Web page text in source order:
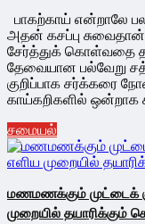
பாகற்காய் என்றாலே
அதன் கசப்பு
சேர்த்துக் கொள்வதை
தேவையான பல்வேறு
குறிப்பாக சர்க்கரை
காய்கறிகளில் ஒன்றாக
சமையல்
மணமணக்கும் முட்டைக்
முறையில் தயாரிக்கும்